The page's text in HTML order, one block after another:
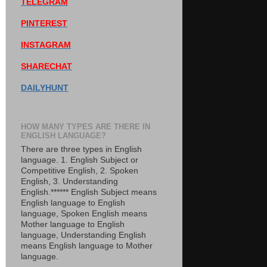
TELEGRAM
PINTEREST
INSTAGRAM
SHARECHAT
DAILYHUNT
HOW MANY TYPES ARE THERE IN
ENGLISH LANGUAGE?
There are three types in English
language. 1. English Subject or
Competitive English, 2. Spoken
English, 3. Understanding
English.****** English Subject means
English language to English
language, Spoken English means
Mother language to English
language, Understanding English
means English language to Mother
language.